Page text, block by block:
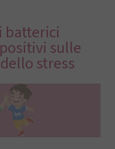
batterici
sulle
stress